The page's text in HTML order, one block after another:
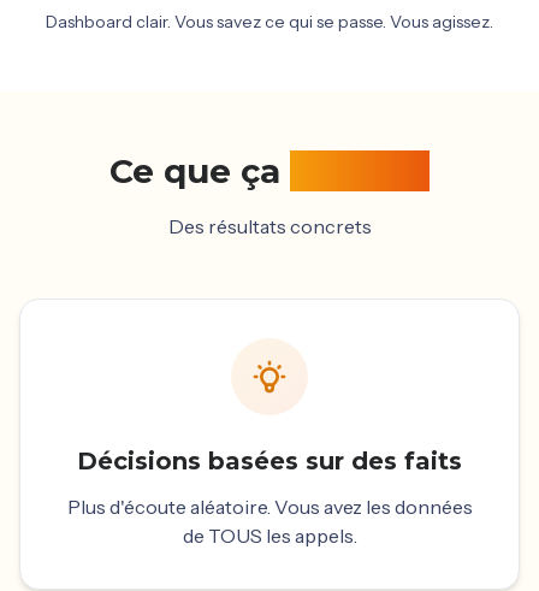
Dashboard clair. Vous savez ce qui se passe. Vous agissez.
Ce que ça
Des résultats concrets
Décisions basées sur des faits
Plus d'écoute aléatoire. Vous avez les données
de TOUS les appels.